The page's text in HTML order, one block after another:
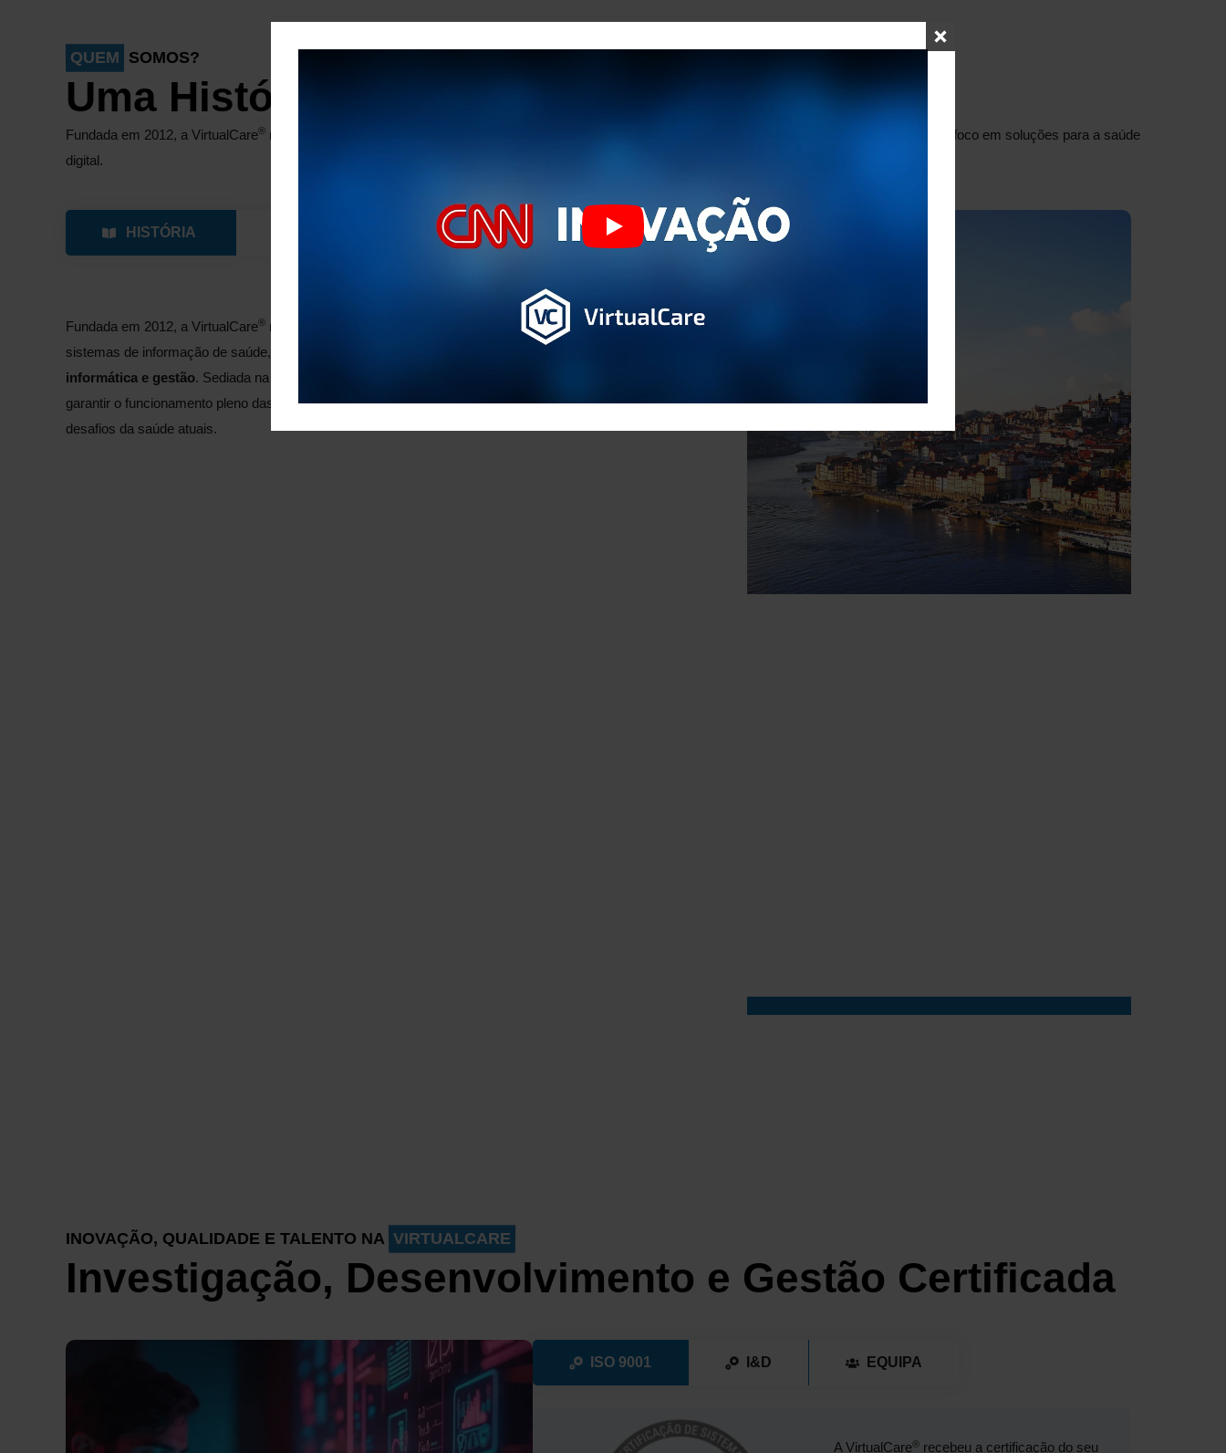
QUEM SOMOS?
Uma História de Inovação e Compromisso
Fundada em 2012, a VirtualCare® nasceu da colaboração entre unidades de investigação especializadas em sistemas de informação de saúde, com foco em soluções para a saúde
digital.
HISTÓRIA MISSÃO VALORES
Fundada em 2012, a VirtualCare® nasceu da colaboração entre unidades de investigação especializadas em
sistemas de informação de saúde, por um grupo de investigadores com formação e experiência em
informática e gestão. Sediada na
garantir o funcionamento pleno das suas soluções e desenvolver uma estratégia de inovação alinhada com os
desafios da saúde atuais.
INOVAÇÃO, QUALIDADE E TALENTO NA VIRTUALCARE
Investigação, Desenvolvimento e Gestão Certificada
ISO 9001 I&D EQUIPA
A VirtualCare® recebeu a certificação do seu
Play